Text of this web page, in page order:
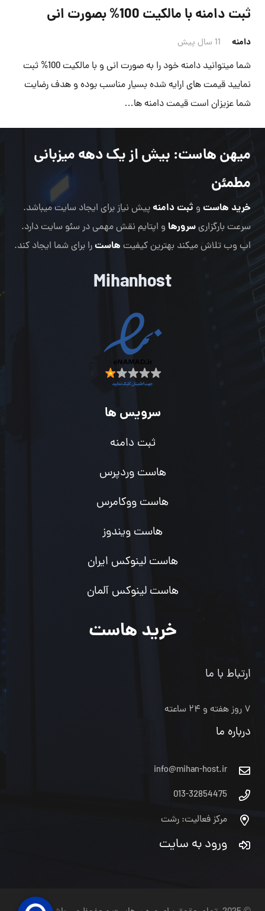
ثبت دامنه با مالکیت 100% بصورت انی
دامنه 11 سال پیش
شما میتوانید دامنه خود را به صورت انی و با مالکیت 100% ثبت
نمایید قیمت های ارایه شده بسیار مناسب بوده و هدف رضایت
شما عزیزان است قیمت دامنه ها…
میهن هاست: بیش از یک دهه میزبانی
مطمئن
خرید هاست و ثبت دامنهپیش نیاز برای ایجاد سایت میباشد.
سرعت بارگزاریسرورها و اپتایم نقش مهمی در سئو سایت دارد.
اپ وب تلاش میکند بهترین کیفیت هاسترا برای شما ایجاد کند.
Mihanhost
سرویس ها
ثبت دامنه
هاست وردپرس
هاست ووکامرس
هاست ویندوز
هاست لینوکس ایران
هاست لینوکس آلمان
خرید هاست
ارتباط با ما
۷ روز هفته و ۲۴ ساعته
درباره ما
info@mihan-host.ir
013-32854475
مرکز فعالیت: رشت
ورود به سایت